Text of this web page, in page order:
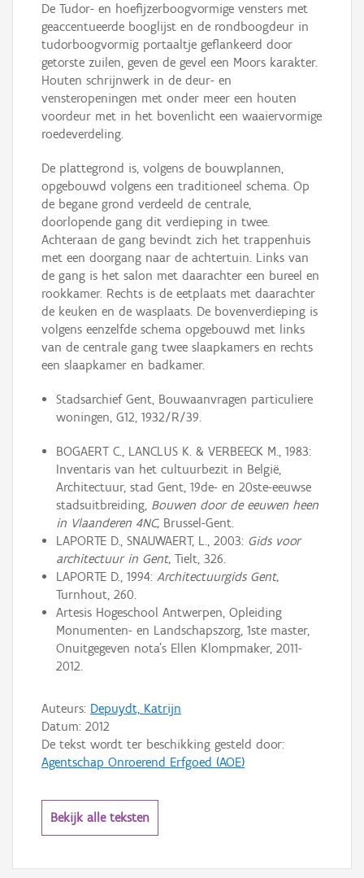
De Tudor- en hoefijzerboogvormige vensters met
geaccentueerde booglijst en de rondboogdeur in
tudorboogvormig portaaltje geflankeerd door
getorste zuilen, geven de gevel een Moors karakter.
Houten schrijnwerk in de deur- en
vensteropeningen met onder meer een houten
voordeur met in het bovenlicht een waaiervormige
roedeverdeling.
De plattegrond is, volgens de bouwplannen,
opgebouwd volgens een traditioneel schema. Op
de begane grond verdeeld de centrale,
doorlopende gang dit verdieping in twee.
Achteraan de gang bevindt zich het trappenhuis
met een doorgang naar de achtertuin. Links van
de gang is het salon met daarachter een bureel en
rookkamer. Rechts is de eetplaats met daarachter
de keuken en de wasplaats. De bovenverdieping is
volgens eenzelfde schema opgebouwd met links
van de centrale gang twee slaapkamers en rechts
een slaapkamer en badkamer.
Stadsarchief Gent, Bouwaanvragen particuliere
woningen, G12, 1932/R/39.
BOGAERT C., LANCLUS K. & VERBEECK M., 1983:
Inventaris van het cultuurbezit in België,
Architectuur, stad Gent, 19de- en 20ste-eeuwse
stadsuitbreiding, Bouwen door de eeuwen heen
in Vlaanderen 4NC,Brussel-Gent.
LAPORTE D., SNAUWAERT, L., 2003: Gids voor
architectuur in Gent,Tielt, 326.
LAPORTE D., 1994: Architectuurgids Gent,
Turnhout, 260.
Artesis Hogeschool Antwerpen, Opleiding
Monumenten- en Landschapszorg, 1ste master,
Onuitgegeven nota’s Ellen Klompmaker, 2011-
2012.
Auteurs: Depuydt, Katrijn
Datum: 2012
De tekst wordt ter beschikking gesteld door:
Agentschap Onroerend Erfgoed (AOE)
Bekijk alle teksten